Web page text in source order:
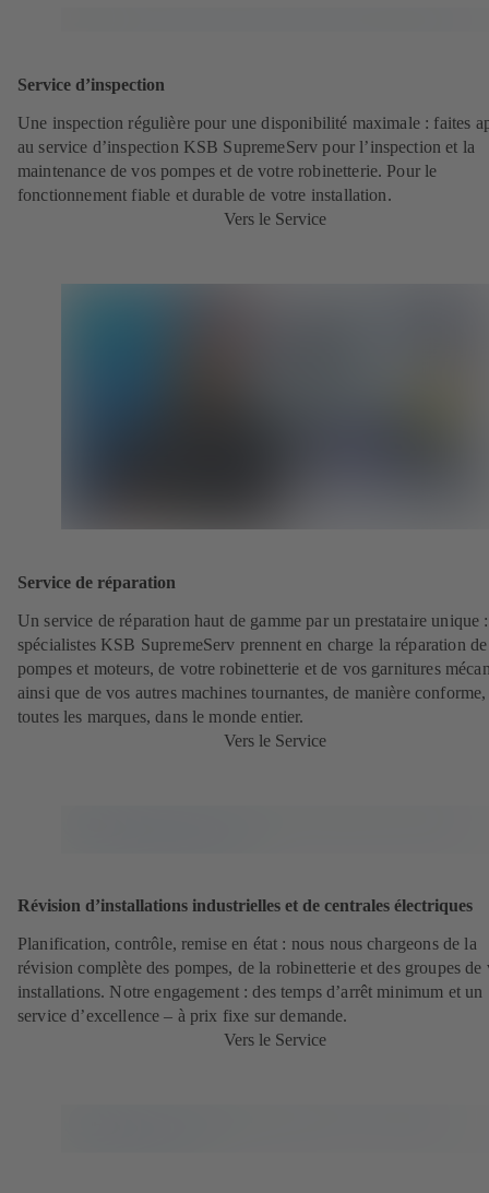
Service d’inspection
Une inspection régulière pour une disponibilité maximale : faites
au service d’inspection KSB SupremeServ pour l’inspection et la
maintenance de vos pompes et de votre robinetterie. Pour le
fonctionnement fiable et durable de votre installation.
Vers le Service
Service de réparation
Un service de réparation haut de gamme par un prestataire unique
spécialistes KSB SupremeServ prennent en charge la réparation
pompes et moteurs, de votre robinetterie et de vos garnitures
ainsi que de vos autres machines tournantes, de manière
toutes les marques, dans le monde entier.
Vers le Service
Révision d’installations industrielles et de centrales électriques
Planification, contrôle, remise en état : nous nous chargeons de la
révision complète des pompes, de la robinetterie et des groupes de
installations. Notre engagement : des temps d’arrêt minimum et un
service d’excellence – à prix fixe sur demande.
Vers le Service